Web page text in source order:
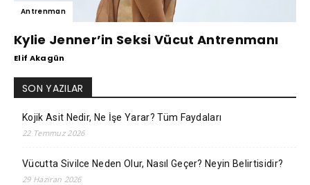
Antrenman
Kylie Jenner’in Seksi Vücut Antrenmanı
Elif Akagün
SON YAZILAR
Kojik Asit Nedir, Ne İşe Yarar? Tüm Faydaları
22 Temmuz 2026
Vücutta Sivilce Neden Olur, Nasıl Geçer? Neyin Belirtisidir?
29 Haziran 2026